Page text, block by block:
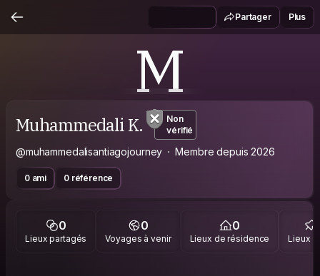
Partager Plus
M
Muhammedali K.
Non
vérifié
@muhammedalisantiagojourney Membre depuis 2026
0 ami 0 référence
0
Lieux partagés
0
Voyages à venir
0
Lieux de résidence Lieux